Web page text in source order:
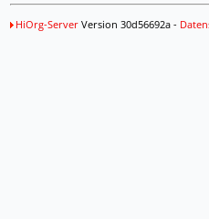
HiOrg-ServerVersion 30d56692a -